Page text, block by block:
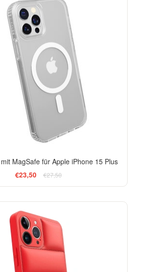
MagSafe für Apple iPhone 15 Plus
€23,50
€27,50